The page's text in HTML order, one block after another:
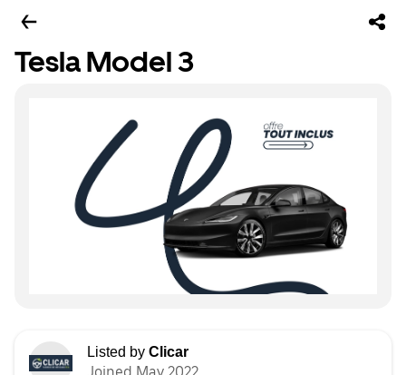
Tesla Model 3
Listed by Clicar